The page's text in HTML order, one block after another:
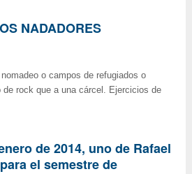
NADADORES
o campos de refugiados o
rock que a una cárcel. Ejercicios de
de 2014, uno de Rafael
el semestre de